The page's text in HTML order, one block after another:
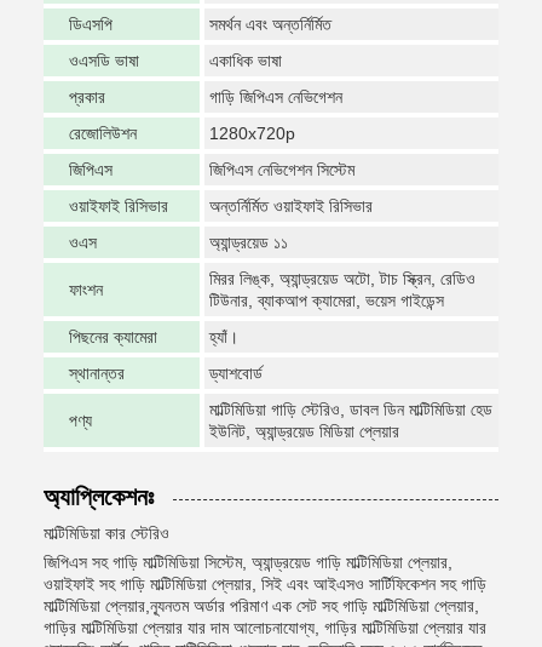
ডিএসপি
সমর্থন এবং অন্তর্নির্মিত
ওএসডি ভাষা
একাধিক ভাষা
প্রকার
গাড়ি জিপিএস নেভিগেশন
রেজোলিউশন
1280x720p
জিপিএস
জিপিএস নেভিগেশন সিস্টেম
ওয়াইফাই রিসিভার
অন্তর্নির্মিত ওয়াইফাই রিসিভার
ওএস
অ্যান্ড্রয়েড ১১
ফাংশন
মিরর লিঙ্ক, অ্যান্ড্রয়েড অটো, টাচ স্ক্রিন, রেডিও
টিউনার, ব্যাকআপ ক্যামেরা, ভয়েস গাইডেন্স
পিছনের ক্যামেরা
হ্যাঁ।
স্থানান্তর
ড্যাশবোর্ড
পণ্য
মাল্টিমিডিয়া গাড়ি স্টেরিও, ডাবল ডিন মাল্টিমিডিয়া হেড
ইউনিট, অ্যান্ড্রয়েড মিডিয়া প্লেয়ার
অ্যাপ্লিকেশনঃ
মাল্টিমিডিয়া কার স্টেরিও
জিপিএস সহ গাড়ি মাল্টিমিডিয়া সিস্টেম, অ্যান্ড্রয়েড গাড়ি মাল্টিমিডিয়া প্লেয়ার,
ওয়াইফাই সহ গাড়ি মাল্টিমিডিয়া প্লেয়ার, সিই এবং আইএসও সার্টিফিকেশন সহ গাড়ি
মাল্টিমিডিয়া প্লেয়ার,ন্যূনতম অর্ডার পরিমাণ এক সেট সহ গাড়ি মাল্টিমিডিয়া প্লেয়ার,
গাড়ির মাল্টিমিডিয়া প্লেয়ার যার দাম আলোচনাযোগ্য, গাড়ির মাল্টিমিডিয়া প্লেয়ার যার